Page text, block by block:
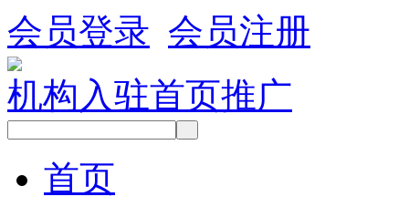
会员登录 会员注册
机构入驻首页推广
首页